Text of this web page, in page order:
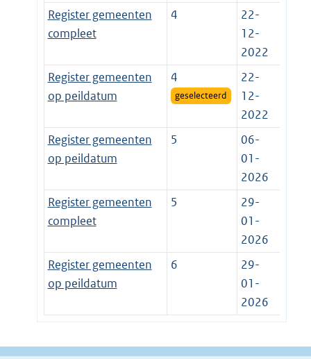
Register gemeenten
compleet
4
22-
12-
2022
Register gemeenten
op peildatum
4
geselecteerd
22-
12-
2022
Register gemeenten
op peildatum
5
06-
01-
2026
Register gemeenten
compleet
5
29-
01-
2026
Register gemeenten
op peildatum
6
29-
01-
2026